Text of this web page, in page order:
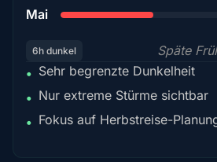
Mai
6h dunkel
Späte
• Sehr begrenzte Dunkelheit
• Nur extreme Stürme sichtbar
• Fokus auf Herbstreise-